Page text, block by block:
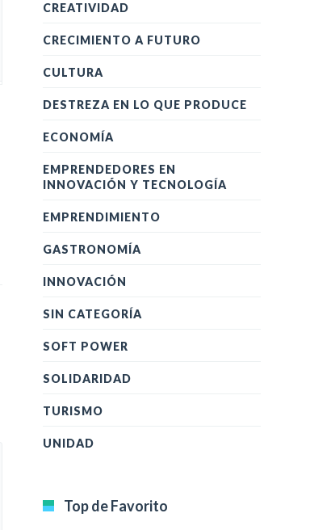
CREATIVIDAD
CRECIMIENTO A FUTURO
CULTURA
DESTREZA EN LO QUE PRODUCE
ECONOMÍA
EMPRENDEDORES EN
INNOVACIÓN Y TECNOLOGÍA
EMPRENDIMIENTO
GASTRONOMÍA
INNOVACIÓN
SIN CATEGORÍA
SOFT POWER
SOLIDARIDAD
TURISMO
UNIDAD
Top de Favorito